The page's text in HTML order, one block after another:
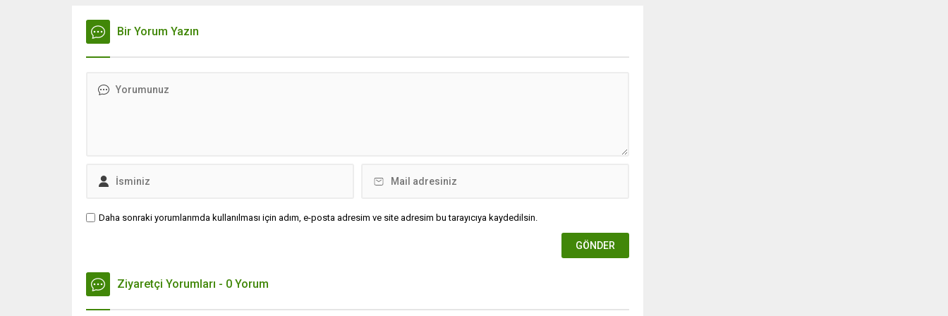
Bir Yorum Yazın
Daha sonraki yorumlarımda kullanılması için adım, e-posta adresim ve site adresim bu tarayıcıya kaydedilsin.
Ziyaretçi Yorumları - 0 Yorum